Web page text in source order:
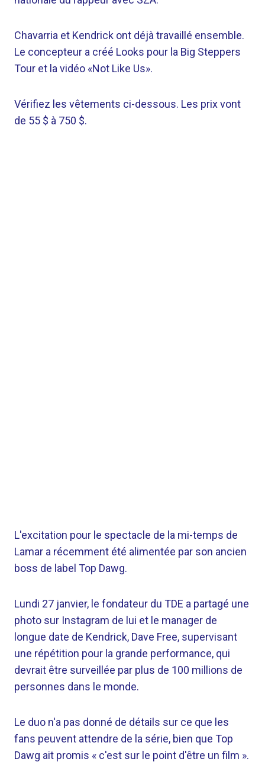
Chavarria et Kendrick ont ​​déjà travaillé ensemble.
Le concepteur a créé Looks pour la Big Steppers
Tour et la vidéo «Not Like Us».
Vérifiez les vêtements ci-dessous. Les prix vont
de 55 $ à 750 $.
L'excitation pour le spectacle de la mi-temps de
Lamar a récemment été alimentée par son ancien
boss de label Top Dawg.
Lundi 27 janvier, le fondateur du TDE a partagé une
photo sur Instagram de lui et le manager de
longue date de Kendrick, Dave Free, supervisant
une répétition pour la grande performance, qui
devrait être surveillée par plus de 100 millions de
personnes dans le monde.
Le duo n'a pas donné de détails sur ce que les
fans peuvent attendre de la série, bien que Top
Dawg ait promis « c'est sur le point d'être un film ».